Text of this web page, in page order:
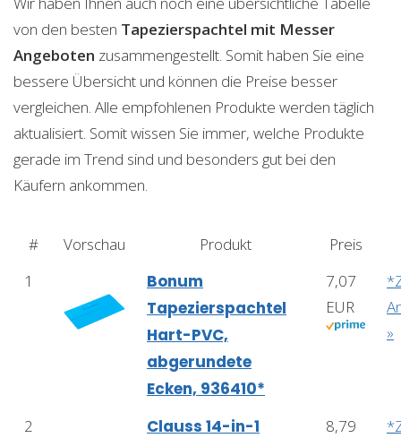
von den besten Tapezierspachtel mit Messer
Angeboten zusammengestellt. Somit haben Sie eine
bessere Übersicht und können die Preise besser
vergleichen. Alle empfohlenen Produkte werden täglich
aktualisiert. Somit wissen Sie immer, welche Produkte
gerade im Trend sind und besonders gut bei den
Käufern ankommen.
# Vorschau Produkt
Preis
1
Bonum
Tapezierspachtel
Hart-PVC,
abgerundete
Ecken, 936410*
7,07
EUR
»
2
Clauss 14-in-1
8,79